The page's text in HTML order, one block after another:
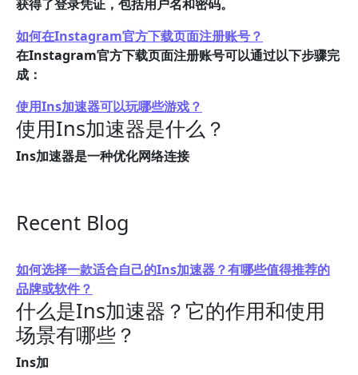
获得了登录凭证，包括用户名和密码。
如何在Instagram官方下载页面注册账号？
在Instagram官方下载页面注册账号可以通过以下步骤完
成：
使用Ins加速器可以玩哪些游戏？
使用Ins加速器是什么？
Ins加速器是一种优化网络连接
Recent Blog
如何选择一款适合自己的Ins加速器？有哪些值得推荐的
品牌或软件？
什么是Ins加速器？它的作用和使用
场景有哪些？
Ins加